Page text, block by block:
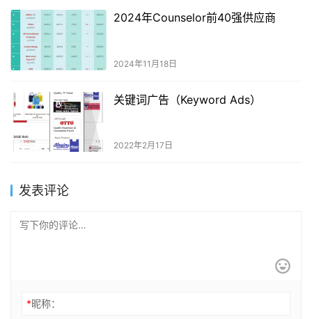
2024年Counselor前40强供应商
2024年11月18日
关键词广告（Keyword Ads）
2022年2月17日
发表评论
*昵称：